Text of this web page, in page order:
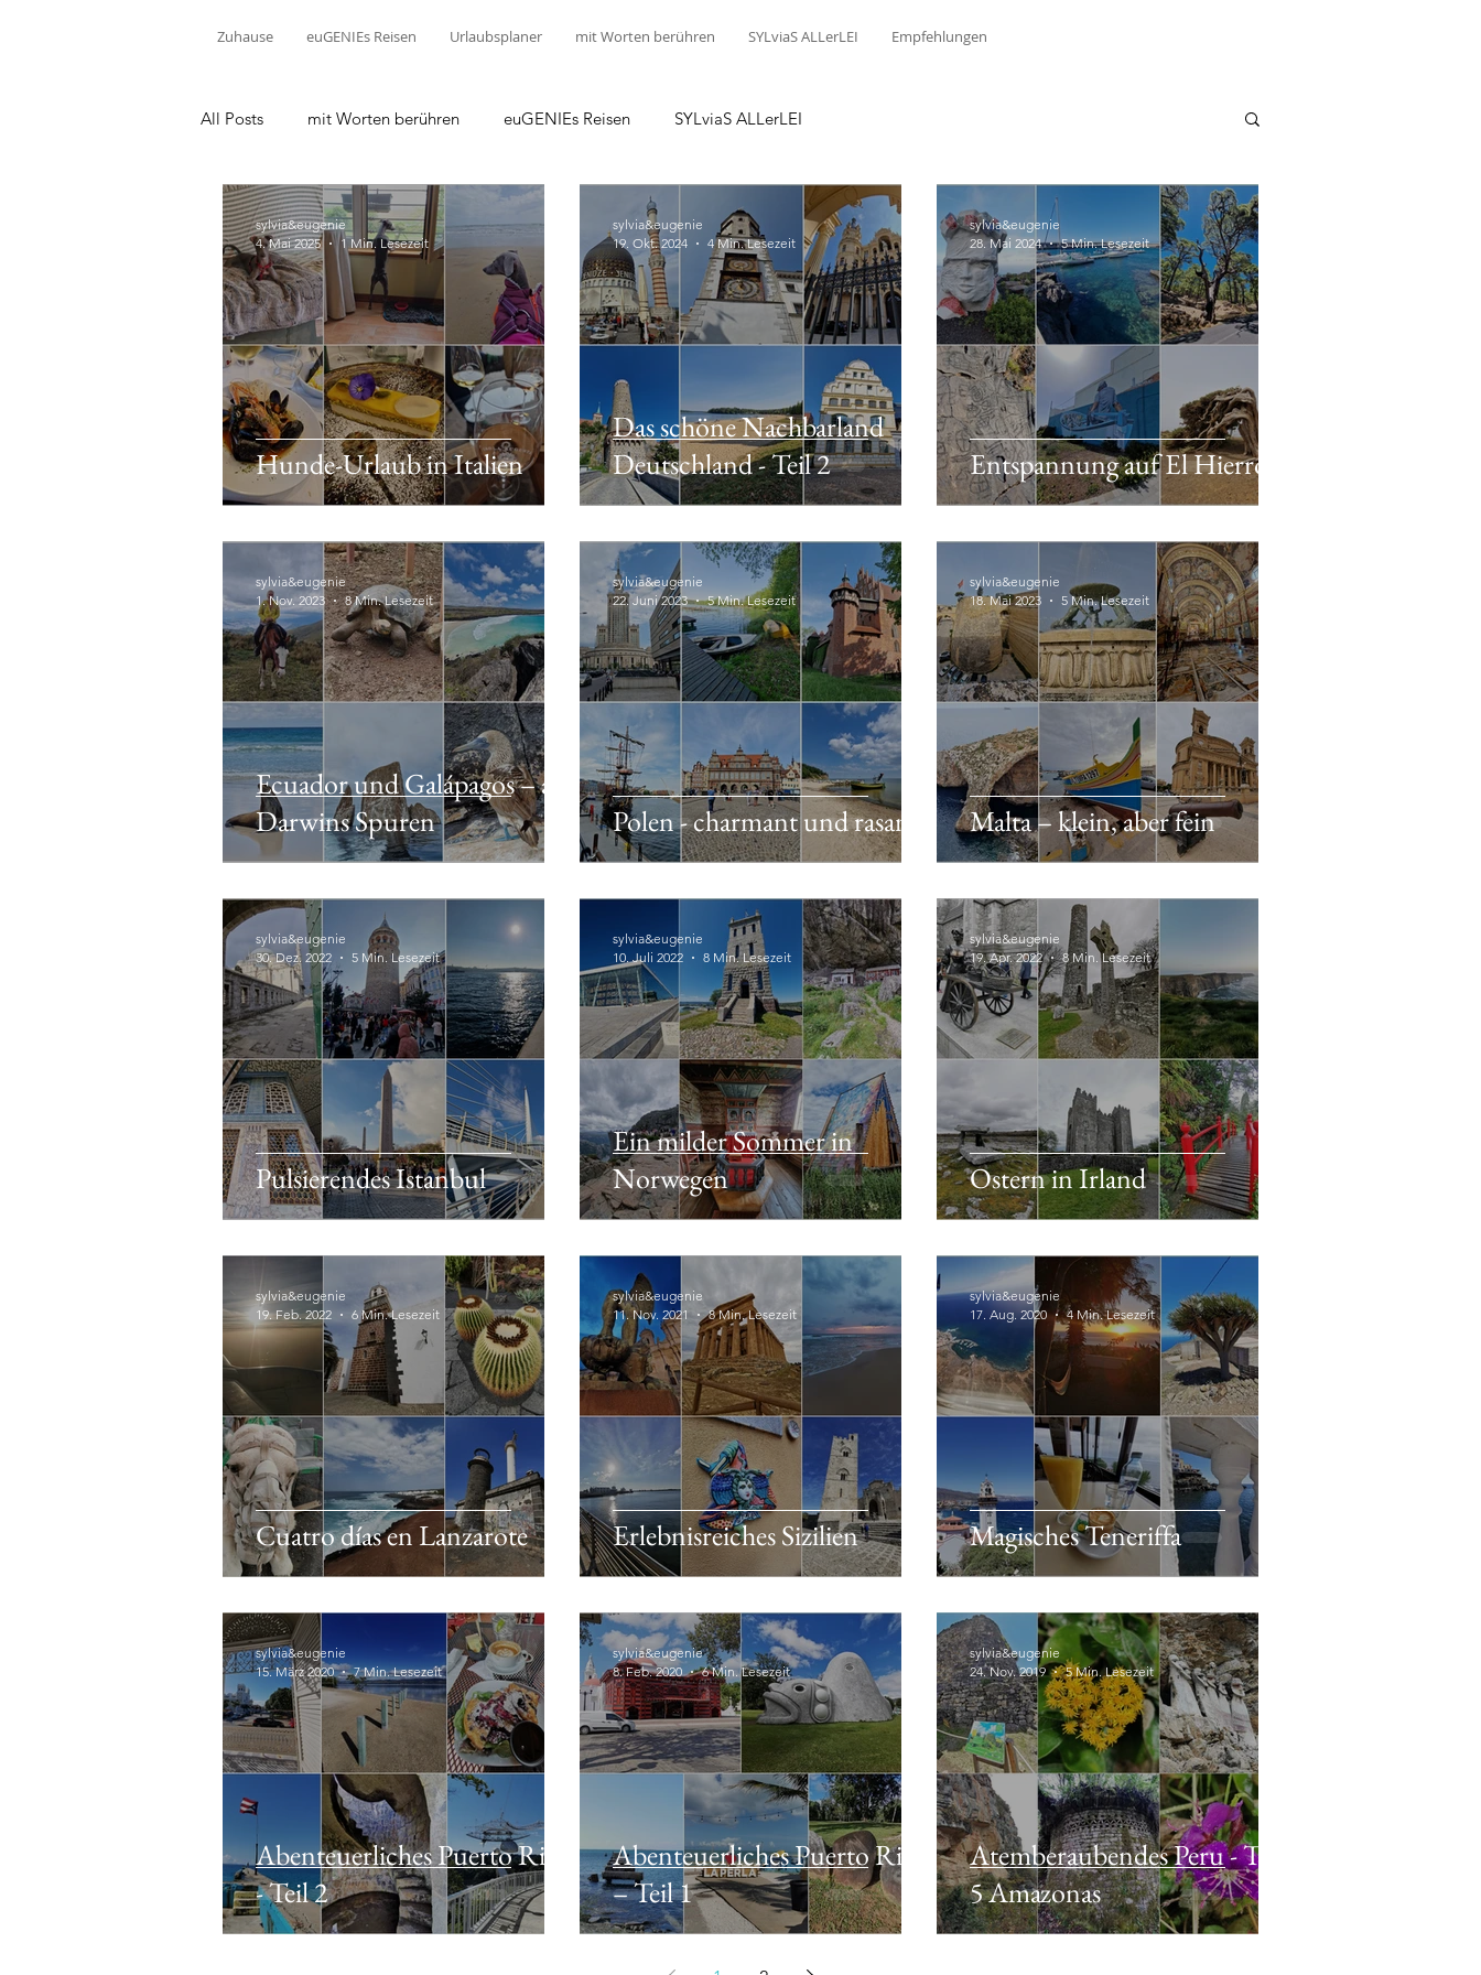
Zuhause euGENIEs Reisen Urlaubsplaner mit Worten berühren SYLviaS ALLerLEI Empfehlungen
All Posts mit Worten berühren euGENIEs Reisen SYLviaS ALLerLEI
Hunde-Urlaub in Italien
sylvia&eugenie
4. Mai 2025
1 Min. Lesezeit
Das schöne Nachbarland
Deutschland - Teil 2
sylvia&eugenie
19. Okt. 2024
4 Min. Lesezeit
Entspannung auf El Hierro
sylvia&eugenie
28. Mai 2024
5 Min. Lesezeit
Ecuador und Galápagos – auf
Darwins Spuren
sylvia&eugenie
1. Nov. 2023
8 Min. Lesezeit
Polen - charmant und rasant
sylvia&eugenie
22. Juni 2023
5 Min. Lesezeit
Malta – klein, aber fein
sylvia&eugenie
18. Mai 2023
5 Min. Lesezeit
Pulsierendes Istanbul
sylvia&eugenie
30. Dez. 2022
5 Min. Lesezeit
Ein milder Sommer in
Norwegen
sylvia&eugenie
10. Juli 2022
8 Min. Lesezeit
Ostern in Irland
sylvia&eugenie
19. Apr. 2022
8 Min. Lesezeit
Cuatro días en Lanzarote
sylvia&eugenie
19. Feb. 2022
6 Min. Lesezeit
Erlebnisreiches Sizilien
sylvia&eugenie
11. Nov. 2021
8 Min. Lesezeit
Magisches Teneriffa
sylvia&eugenie
17. Aug. 2020
4 Min. Lesezeit
Abenteuerliches Puerto Rico
- Teil 2
sylvia&eugenie
15. März 2020
7 Min. Lesezeit
Abenteuerliches Puerto Rico
– Teil 1
sylvia&eugenie
8. Feb. 2020
6 Min. Lesezeit
Atemberaubendes Peru - Teil
5 Amazonas
sylvia&eugenie
24. Nov. 2019
5 Min. Lesezeit